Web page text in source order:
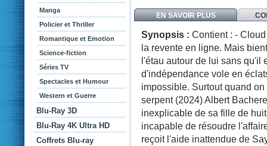
Manga
Policier et Thriller
Romantique et Emotion
Science-fiction
Séries TV
Spectacles et Humour
Western et Guerre
Blu-Ray 3D
Blu-Ray 4K Ultra HD
Coffrets Blu-ray
EN SAVOIR PLUS
Synopsis : Contient : -
la revente en ligne. Mais
l'étau autour de lui sans qu'il
d'indépendance vole en
impossible. Surtout quand
serpent (2024) Albert
inexplicable de sa fille de
incapable de résoudre
reçoit l'aide inattendue de